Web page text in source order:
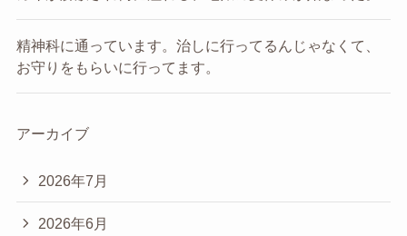
精神科に通っています。治しに行ってるんじゃなくて、
お守りをもらいに行ってます。
アーカイブ
2026年7月
2026年6月